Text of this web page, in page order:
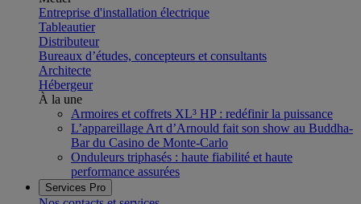
Entreprise d'installation électrique
Tableautier
Distributeur
Bureaux d’études, concepteurs et consultants
Architecte
Hébergeur
À la une
Armoires et coffrets XL³ HP : redéfinir la puissance
L’appareillage Art d’Arnould fait son show au Buddha-
Bar du Casino de Monte-Carlo
Onduleurs triphasés : haute fiabilité et haute
performance assurées
Services Pro